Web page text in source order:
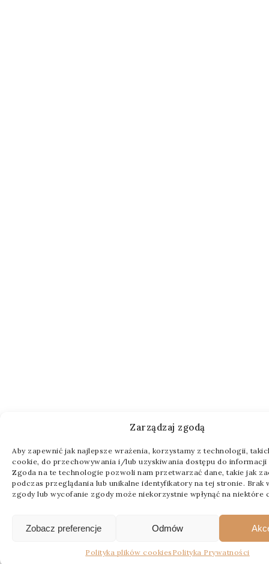
Zarządzaj zgodą
Aby zapewnić jak najlepsze wrażenia, korzystamy z technologii,
cookie, do przechowywania i/lub uzyskiwania dostępu do informacji
Zgoda na te technologie pozwoli nam przetwarzać dane, takie jak
podczas przeglądania lub unikalne identyfikatory na tej stronie. Brak
zgody lub wycofanie zgody może niekorzystnie wpłynąć na niektóre
Odmów
Zobacz preferencje
Polityka plików cookies Polityka Prywatności